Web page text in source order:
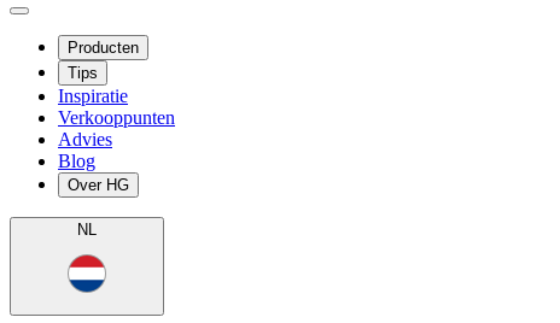
Producten
Tips
Inspiratie
Verkooppunten
Advies
Blog
Over HG
NL